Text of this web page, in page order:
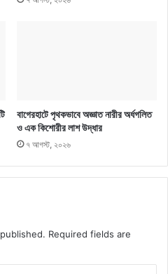
বাগেরহাটে পৃথকভাবে অজ্ঞাত নারীর অর্ধগলিত
ও এক কিশোরীর লাশ উদ্ধার
৭ আগস্ট, ২০২৬
Required fields are